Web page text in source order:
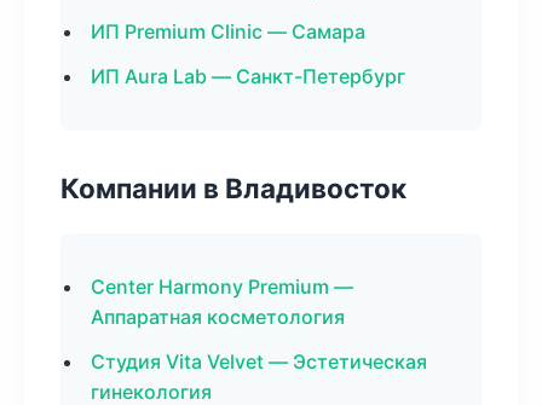
ИП Premium Clinic — Самара
ИП Aura Lab — Санкт-Петербург
Компании в Владивосток
Center Harmony Premium —
Аппаратная косметология
Студия Vita Velvet — Эстетическая
гинекология